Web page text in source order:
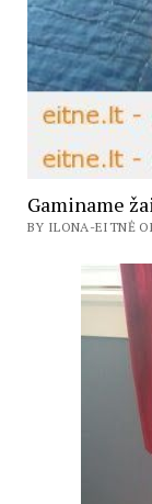
Gaminame
BY ILONA-EITNĖ